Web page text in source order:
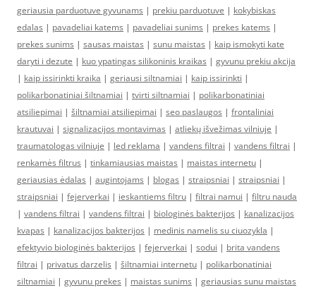
geriausia parduotuve gyvunams | prekiu parduotuve | kokybiskas
edalas | pavadeliai katems | pavadeliai sunims | prekes katems |
prekes sunims | sausas maistas | sunu maistas | kaip ismokyti kate
daryti i dezute | kuo ypatingas silikoninis kraikas | gyvunu prekiu akcija
| kaip issirinkti kraika | geriausi siltnamiai | kaip issirinkti |
polikarbonatiniai šiltnamiai | tvirti siltnamiai | polikarbonatiniai
atsiliepimai | šiltnamiai atsiliepimai | seo paslaugos | frontaliniai
krautuvai | signalizacijos montavimas | atliekų išvežimas vilniuje |
traumatologas vilniuje | led reklama | vandens filtrai | vandens filtrai |
renkamės filtrus | tinkamiausias maistas | maistas internetu |
geriausias ėdalas | augintojams | blogas | straipsniai | straipsniai |
straipsniai | fejerverkai | ieskantiems filtru | filtrai namui | filtru nauda
| vandens filtrai | vandens filtrai | biologinės bakterijos | kanalizacijos
kvapas | kanalizacijos bakterijos | medinis namelis su ciuozykla |
efektyvio biologinės bakterijos | fejerverkai | sodui | brita vandens
filtrai | privatus darzelis | šiltnamiai internetu | polikarbonatiniai
siltnamiai | gyvunu prekes | maistas sunims | geriausias sunu maistas